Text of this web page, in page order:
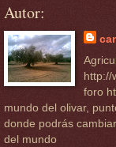
Autor:
http://
foro
mundo del olivar,
donde podrás
del mundo